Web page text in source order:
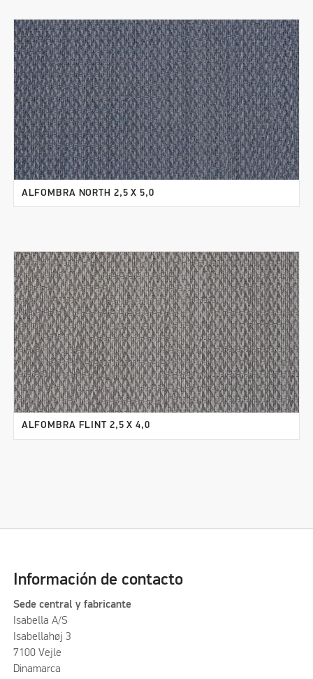
ALFOMBRA NORTH 2,5 X 5,0
ALFOMBRA FLINT 2,5 X 4,0
Información de contacto
Sede central y fabricante
Isabella A/S
Isabellahøj 3
7100 Vejle
Dinamarca